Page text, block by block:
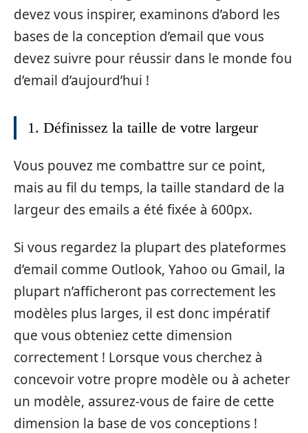
devez vous inspirer, examinons d’abord les
bases de la conception d’email que vous
devez suivre pour réussir dans le monde fou
d’email d’aujourd’hui !
1. Définissez la taille de votre largeur
Vous pouvez me combattre sur ce point,
mais au fil du temps, la taille standard de la
largeur des emails a été fixée à 600px.
Si vous regardez la plupart des plateformes
d’email comme Outlook, Yahoo ou Gmail, la
plupart n’afficheront pas correctement les
modèles plus larges, il est donc impératif
que vous obteniez cette dimension
correctement ! Lorsque vous cherchez à
concevoir votre propre modèle ou à acheter
un modèle, assurez-vous de faire de cette
dimension la base de vos conceptions !